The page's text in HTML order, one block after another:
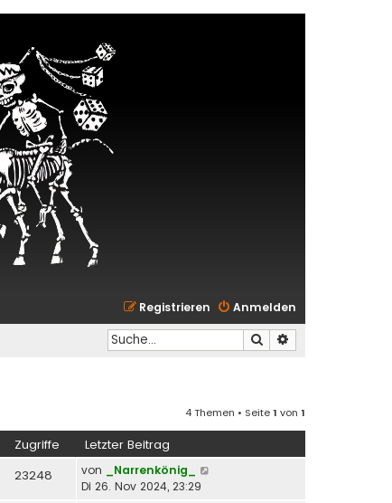
Anmelden
Registrieren
Suche
4 Themen • Seite1 von 1
Zugriffe Letzter Beitrag
23248 von
_Narrenkönig_
Di 26. Nov 2024, 23:29